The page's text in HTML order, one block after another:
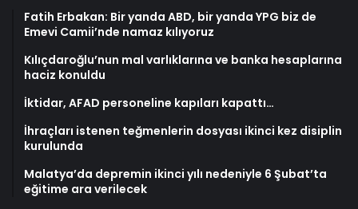
Fatih Erbakan: Bir yanda ABD, bir yanda YPG biz de
Emevi Camii’nde namaz kılıyoruz
Kılıçdaroğlu’nun mal varlıklarına ve banka hesaplarına
haciz konuldu
İktidar, AFAD personeline kapıları kapattı…
İhraçları istenen teğmenlerin dosyası ikinci kez disiplin
kurulunda
Malatya’da depremin ikinci yılı nedeniyle 6 Şubat’ta
eğitime ara verilecek